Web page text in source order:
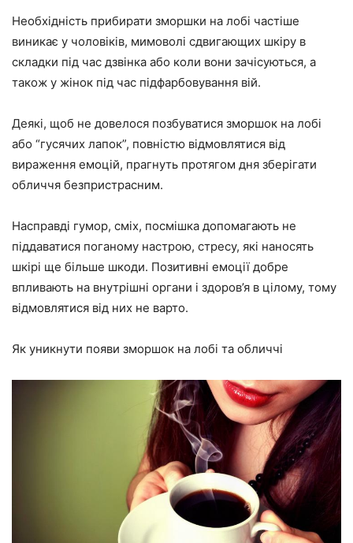
Необхідність прибирати зморшки на лобі частіше
виникає у чоловіків, мимоволі сдвигающих шкіру в
складки під час дзвінка або коли вони зачісуються, а
також у жінок під час підфарбовування вій.
Деякі, щоб не довелося позбуватися зморшок на лобі
або “гусячих лапок”, повністю відмовлятися від
вираження емоцій, прагнуть протягом дня зберігати
обличчя безпристрасним.
Насправді гумор, сміх, посмішка допомагають не
піддаватися поганому настрою, стресу, які наносять
шкірі ще більше шкоди. Позитивні емоції добре
впливають на внутрішні органи і здоров’я в цілому, тому
відмовлятися від них не варто.
Як уникнути появи зморшок на лобі та обличчі